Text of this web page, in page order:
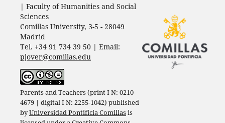
| Faculty of Humanities and Social
Sciences
Comillas University, 3-5 - 28049
Madrid
Tel. +34 91 734 39 50 | Email:
pjover@comillas.edu
Parents and Teachers (print I N: 0210-
4679 | digital I N: 2255-1042) published
byUniversidad Pontificia Comillasis